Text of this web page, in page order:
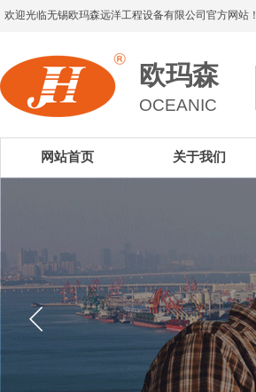
欢迎光临无锡欧玛森远洋工程设备有限公司官方网站！
欧玛森
OCEANIC
网站首页 关于我们